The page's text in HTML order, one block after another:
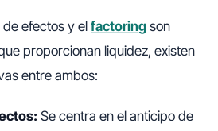
efectos y el factoring son
proporcionan liquidez, existen
entre ambos:
Se centra en el anticipo de